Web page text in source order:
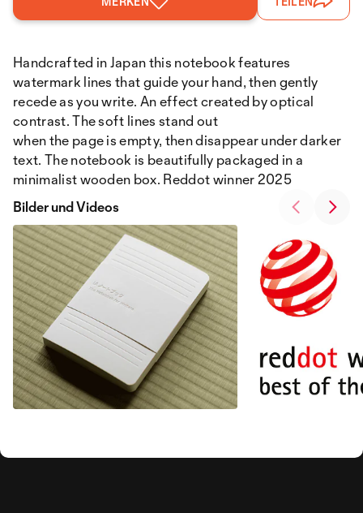
Handcrafted in Japan this notebook features
watermark lines that guide your hand, then gently
recede as you write. An effect created by optical
contrast. The soft lines stand out
when the page is empty, then disappear under darker
text. The notebook is beautifully packaged in a
minimalist wooden box. Reddot winner 2025
Bilder und Videos